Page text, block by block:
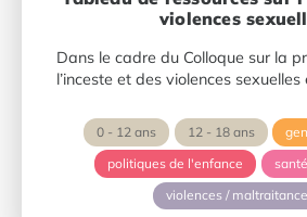
violences
Dans le cadre du Colloque sur la
l’inceste et des violences sexuelles
0 - 12 ans 12 - 18 ans
politiques de l'enfance
violences /